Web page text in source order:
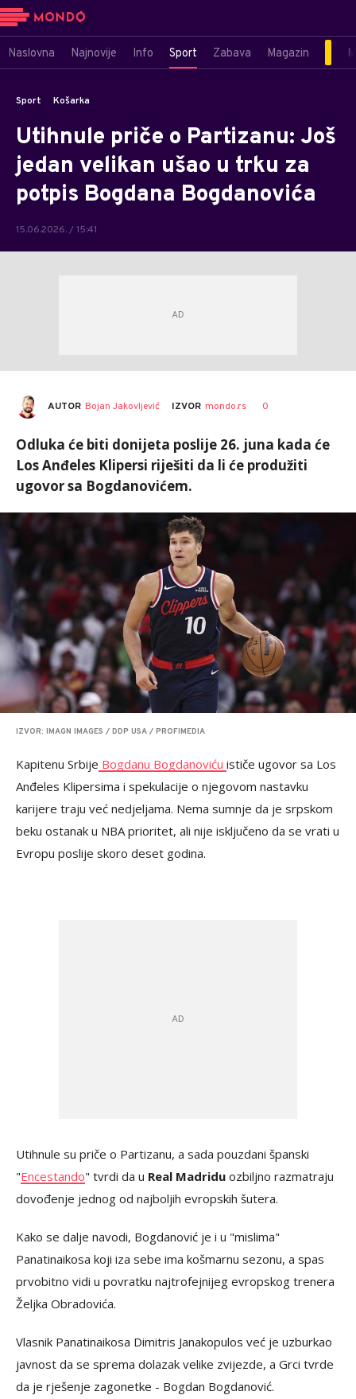
Naslovna Najnovije Info Sport Zabava Magazin
Sport Košarka
Utihnule priče o Partizanu: Još
jedan velikan ušao u trku za
potpis Bogdana Bogdanovića
15.06.2026. / 15:41
AUTOR Bojan Jakovljević IZVOR mondo.rs 0
Odluka će biti donijeta poslije 26. juna kada će
Los Anđeles Klipersi riješiti da li će produžiti
ugovor sa Bogdanovićem.
IZVOR: IMAGN IMAGES / DDP USA / PROFIMEDIA
Kapitenu Srbije Bogdanu Bogdanoviću ističe ugovor sa Los
Anđeles Klipersima i spekulacije o njegovom nastavku
karijere traju već nedjeljama. Nema sumnje da je srpskom
beku ostanak u NBA prioritet, ali nije isključeno da se vrati u
Evropu poslije skoro deset godina.
Utihnule su priče o Partizanu, a sada pouzdani španski
"Encestando" tvrdi da u Real Madridu ozbiljno razmatraju
dovođenje jednog od najboljih evropskih šutera.
Kako se dalje navodi, Bogdanović je i u "mislima"
Panatinaikosa koji iza sebe ima košmarnu sezonu, a spas
prvobitno vidi u povratku najtrofejnijeg evropskog trenera
Željka Obradovića.
Vlasnik Panatinaikosa Dimitris Janakopulos već je uzburkao
javnost da se sprema dolazak velike zvijezde, a Grci tvrde
da je rješenje zagonetke - Bogdan Bogdanović.